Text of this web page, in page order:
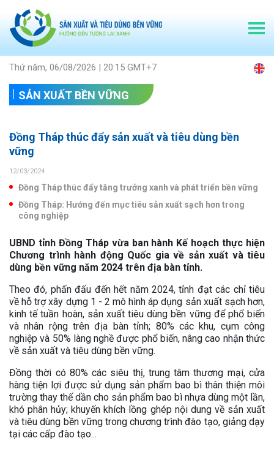
Thứ năm, 06/08/2026 | 20:15 GMT+7
SẢN XUẤT BỀN VỮNG
Đồng Tháp thúc đẩy sản xuất và tiêu dùng bền
vững
12/03/2024
Đồng Tháp thúc đẩy tăng trưởng xanh và phát triển bền vững
Đồng Tháp: Hướng đến mục tiêu sản xuất sạch hơn trong
công nghiệp
UBND tỉnh Đồng Tháp vừa ban hành Kế hoạch thực hiện
Chương trình hành động Quốc gia về sản xuất và tiêu
dùng bền vững năm 2024 trên địa bàn tỉnh.
Theo đó, phấn đấu đến hết năm 2024, tỉnh đạt các chỉ tiêu
về hỗ trợ xây dựng 1 - 2 mô hình áp dụng sản xuất sạch hơn,
kinh tế tuần hoàn, sản xuất tiêu dùng bền vững để phổ biến
và nhân rộng trên địa bàn tỉnh; 80% các khu, cụm công
nghiệp và 50% làng nghề được phổ biến, nâng cao nhận thức
về sản xuất và tiêu dùng bền vững.
Đồng thời có 80% các siêu thị, trung tâm thương mại, cửa
hàng tiện lợi được sử dụng sản phẩm bao bì thân thiện môi
trường thay thế dần cho sản phẩm bao bì nhựa dùng một lần,
khó phân hủy; khuyến khích lồng ghép nội dung về sản xuất
và tiêu dùng bền vững trong chương trình đào tạo, giảng dạy
tại các cấp đào tạo...